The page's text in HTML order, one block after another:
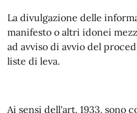
La divulgazione delle
manifesto o altri idonei
ad avviso di avvio del
liste di leva.
Ai sensi dell'art. 1933, sono